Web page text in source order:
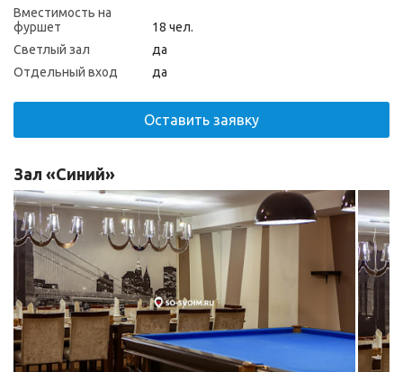
Вместимость на
фуршет
18 чел.
Светлый зал
да
Отдельный вход
да
Оставить заявку
Зал «Синий»